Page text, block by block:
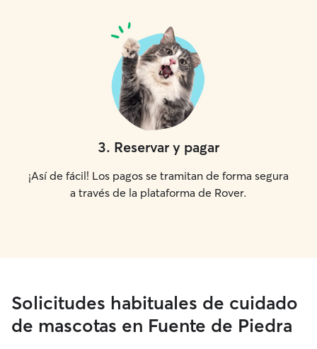
3. Reservar y pagar
¡Así de fácil! Los pagos se tramitan de forma segura
a través de la plataforma de Rover.
Solicitudes habituales de cuidado
de mascotas en Fuente de Piedra